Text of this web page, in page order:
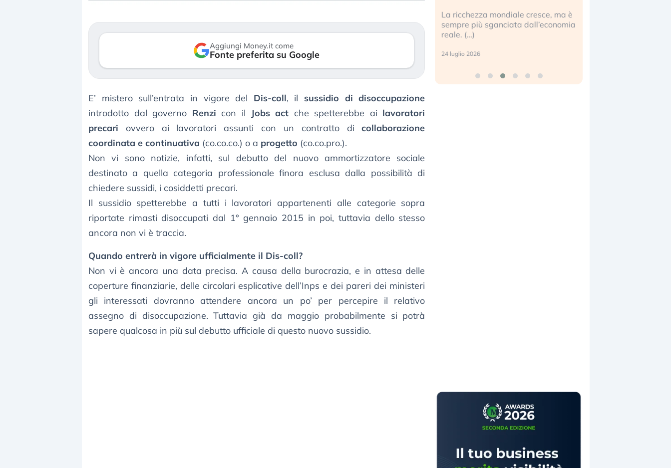
Aggiungi Money.it come
Fonte preferita su Google
E’ mistero sull’entrata in vigore del Dis-coll, il sussidio di disoccupazione
introdotto dal governo Renzi con il Jobs act che spetterebbe ai lavoratori
precari ovvero ai lavoratori assunti con un contratto dicollaborazione
coordinata e continuativa (co.co.co.) o a progetto (co.co.pro.).
Non vi sono notizie, infatti, sul debutto del nuovo ammortizzatore sociale
destinato a quella categoria professionale finora esclusa dalla possibilità di
chiedere sussidi, i cosiddetti precari.
Il sussidio spetterebbe a tutti i lavoratori appartenenti alle categorie sopra
riportate rimasti disoccupati dal 1° gennaio 2015 in poi, tuttavia dello stesso
ancora non vi è traccia.
Quando entrerà in vigore ufficialmente il Dis-coll?
Non vi è ancora una data precisa. A causa della burocrazia, e in attesa delle
coperture finanziarie, delle circolari esplicative dell’Inps e dei pareri dei ministeri
gli interessati dovranno attendere ancora un po’ per percepire il relativo
assegno di disoccupazione. Tuttavia già da maggio probabilmente si potrà
sapere qualcosa in più sul debutto ufficiale di questo nuovo sussidio.
mostrando segni di stanchezza
verso le (…)
Kospi, mentre gli investitori retail (…)
30 luglio 2026
La ricchezza mondiale cresce, ma è
sempre più sganciata dall’economia
reale. (…)
24 luglio 2026